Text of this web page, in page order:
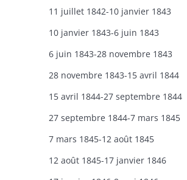
11 juillet 1842-10 janvier 1843
10 janvier 1843-6 juin 1843
6 juin 1843-28 novembre 1843
28 novembre 1843-15 avril 1844
15 avril 1844-27 septembre 1844
27 septembre 1844-7 mars 1845
7 mars 1845-12 août 1845
12 août 1845-17 janvier 1846